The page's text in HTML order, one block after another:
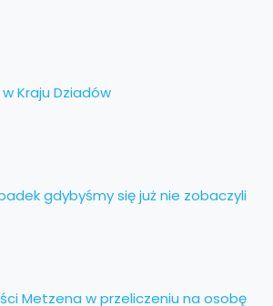
Kraju Dziadów
gdybyśmy się już nie zobaczyli
Metzena w przeliczeniu na osobę